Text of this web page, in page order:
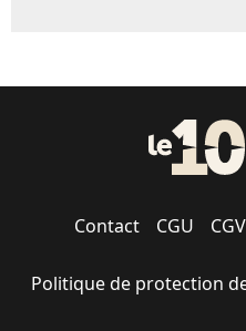
Contact CGU CGV
Politique de protection